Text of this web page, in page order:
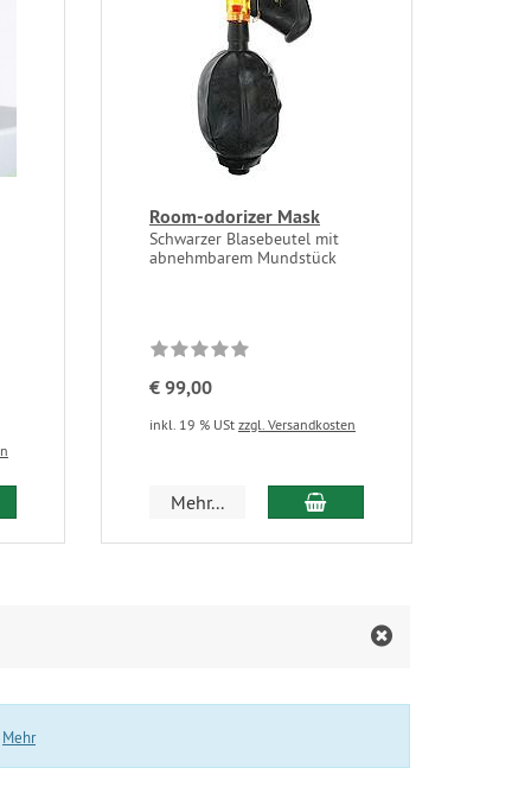
Room-odorizer Mask
Schwarzer Blasebeutel mit
abnehmbarem Mundstück
€ 99,00
inkl. 19 % USt zzgl. Versandkosten
Mehr... In den Warenkorb
Mehr